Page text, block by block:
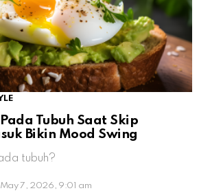
Tubuh Saat Skip
Bikin Mood Swing
tubuh?
May 7, 2026, 9:01 am